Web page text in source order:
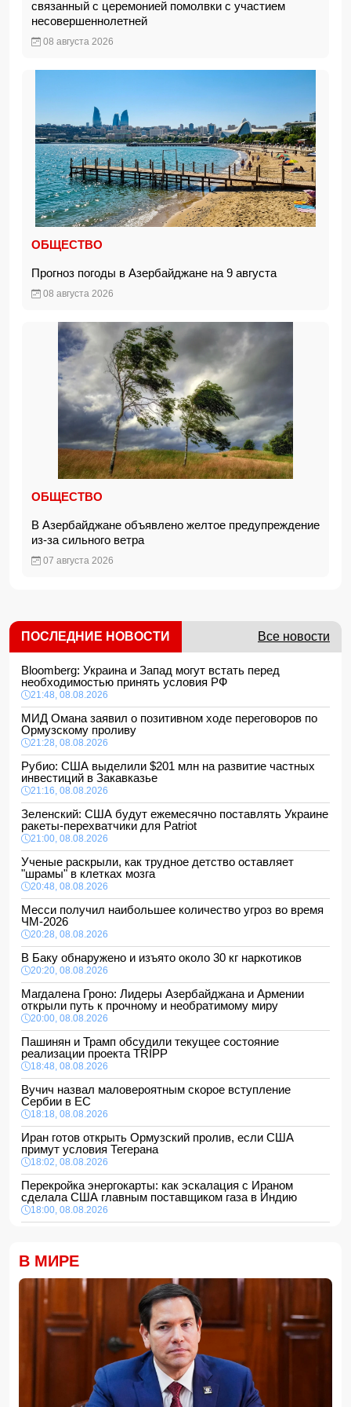
связанный с церемонией помолвки с участием
несовершеннолетней
08 августа 2026
ОБЩЕСТВО
Прогноз погоды в Азербайджане на 9 августа
08 августа 2026
ОБЩЕСТВО
В Азербайджане объявлено желтое предупреждение
из-за сильного ветра
07 августа 2026
ПОСЛЕДНИЕ НОВОСТИ Все новости
Bloomberg: Украина и Запад могут встать перед
необходимостью принять условия РФ
21:48, 08.08.2026
МИД Омана заявил о позитивном ходе переговоров по
Ормузскому проливу
21:28, 08.08.2026
Рубио: США выделили $201 млн на развитие частных
инвестиций в Закавказье
21:16, 08.08.2026
Зеленский: США будут ежемесячно поставлять Украине
ракеты-перехватчики для Patriot
21:00, 08.08.2026
Ученые раскрыли, как трудное детство оставляет
"шрамы" в клетках мозга
20:48, 08.08.2026
Месси получил наибольшее количество угроз во время
ЧМ-2026
20:28, 08.08.2026
В Баку обнаружено и изъято около 30 кг наркотиков
20:20, 08.08.2026
Магдалена Гроно: Лидеры Азербайджана и Армении
открыли путь к прочному и необратимому миру
20:00, 08.08.2026
Пашинян и Трамп обсудили текущее состояние
реализации проекта TRIPP
18:48, 08.08.2026
Вучич назвал маловероятным скорое вступление
Сербии в ЕС
18:18, 08.08.2026
Иран готов открыть Ормузский пролив, если США
примут условия Тегерана
18:02, 08.08.2026
Перекройка энергокарты: как эскалация с Ираном
сделала США главным поставщиком газа в Индию
18:00, 08.08.2026
16:48, 08.08.2026
Турция ограничивает проход коммерческих судов в
Черное море
16:28, 08.08.2026
Каковы основные признаки гормональных нарушений?-
МЧС Азербайджана выступило с экстренным
предупреждением для населения
16:00, 08.08.2026
В МИРЕ